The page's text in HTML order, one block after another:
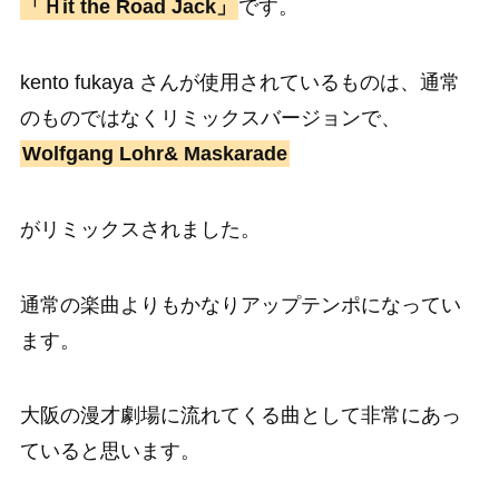
「Ｈit the Road Jack」 です。
kento fukaya さんが使用されているものは、通常
のものではなくリミックスバージョンで、
Wolfgang Lohr& Maskarade
がリミックスされました。
通常の楽曲よりもかなりアップテンポになってい
ます。
大阪の漫才劇場に流れてくる曲として非常にあっ
ていると思います。